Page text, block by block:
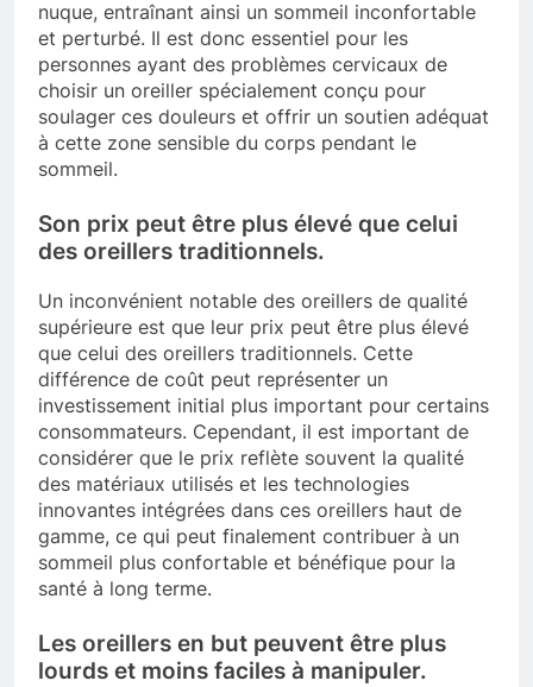
nuque, entraînant ainsi un sommeil inconfortable
et perturbé. Il est donc essentiel pour les
personnes ayant des problèmes cervicaux de
choisir un oreiller spécialement conçu pour
soulager ces douleurs et offrir un soutien adéquat
à cette zone sensible du corps pendant le
sommeil.
Son prix peut être plus élevé que celui
des oreillers traditionnels.
Un inconvénient notable des oreillers de qualité
supérieure est que leur prix peut être plus élevé
que celui des oreillers traditionnels. Cette
différence de coût peut représenter un
investissement initial plus important pour certains
consommateurs. Cependant, il est important de
considérer que le prix reflète souvent la qualité
des matériaux utilisés et les technologies
innovantes intégrées dans ces oreillers haut de
gamme, ce qui peut finalement contribuer à un
sommeil plus confortable et bénéfique pour la
santé à long terme.
Les oreillers en but peuvent être plus
lourds et moins faciles à manipuler.